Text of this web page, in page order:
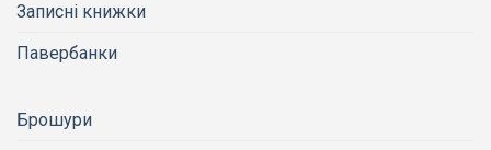
Записні книжки
Павербанки
Брошури